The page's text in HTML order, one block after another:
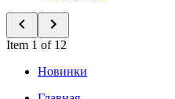
Item 1 of 12
Новинки